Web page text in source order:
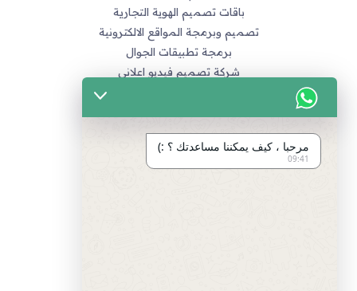
باقات تصميم الهوية التجارية
تصميم وبرمجة المواقع الالكترونية
برمجة تطبيقات الجوال
شركة تصميم فيديو اعلاني
التسويق الالكتروني
تصميم متاجر زد و متاجر سله
مرحبا ، كيف يمكننا مساعدتك ؟ :)
09:41